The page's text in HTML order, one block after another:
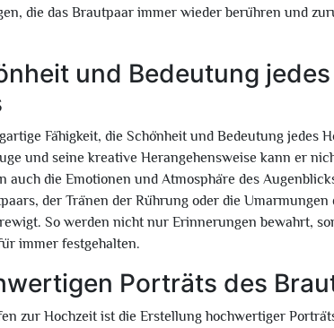
die das Brautpaar immer wieder berühren und
und Bedeutung jedes
Fähigkeit, die Schönheit und Bedeutung jedes
und seine kreative Herangehensweise kann er
die Emotionen und Atmosphäre des
der Tränen der Rührung oder die
So werden nicht nur Erinnerungen bewahrt,
immer festgehalten.
Porträts des
zur Hochzeit ist die Erstellung hochwertiger